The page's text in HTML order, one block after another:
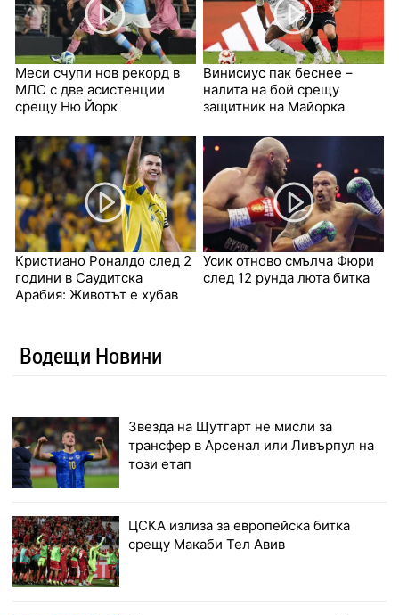
Меси счупи нов рекорд в
МЛС с две асистенции
срещу Ню Йорк
Винисиус пак беснее –
налита на бой срещу
защитник на Майорка
Кристиано Роналдо след 2
години в Саудитска
Арабия: Животът е хубав
Усик отново смълча Фюри
след 12 рунда люта битка
Водещи Новини
Звезда на Щутгарт не мисли за
трансфер в Арсенал или Ливърпул на
този етап
ЦСКА излиза за европейска битка
срещу Макаби Тел Авив